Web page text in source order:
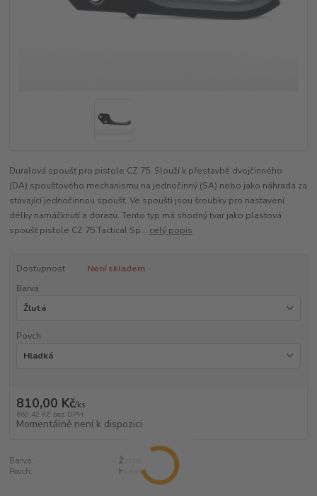
Duralová spoušť pro pistole CZ 75. Slouží k přestavbě dvojčinného
(DA) spoušťového mechanismu na jednočinný (SA) nebo jako náhrada za
stávající jednočinnou spoušť. Ve spoušti jsou šroubky pro nastavení
délky namáčknutí a dorazu. Tento typ má shodný tvar jako plastová
spoušť pistole CZ 75 Tactical Sp... celý popis
Dostupnost
Není skladem
Barva
Povch
810,00 Kč/ks
669,42 Kč bez DPH
Momentálně není k dispozici
Barva:
Žlutá
Povch:
Hladká